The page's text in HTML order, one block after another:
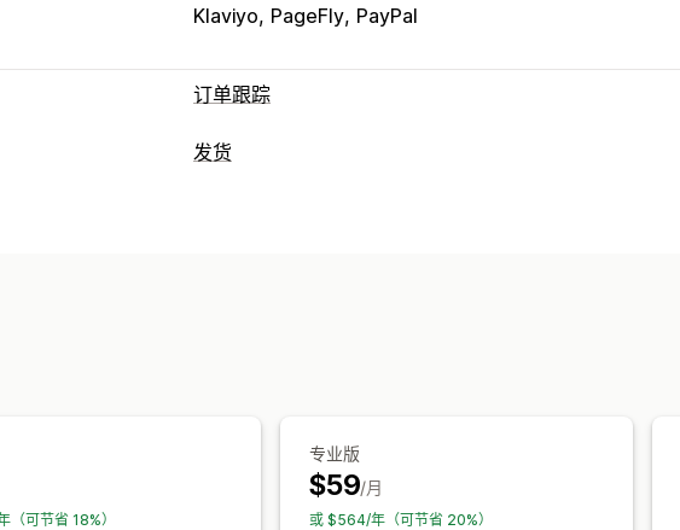
Klaviyo PageFly PayPal
订单跟踪
跟踪
发货
（可节省 18%）
专业版
$59/月
或 $564/年（可节省 20%）